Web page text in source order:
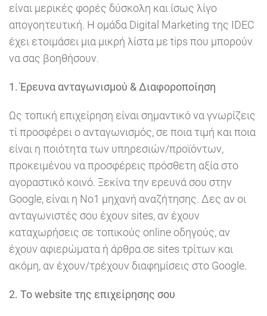
είναι μερικές φορές δύσκολη και ίσως λίγο
απογοητευτική. Η ομάδα Digital Marketing της IDEC
έχει ετοιμάσει μια μικρή λίστα με tips που μπορούν
να σας βοηθήσουν.
1. Έρευνα ανταγωνισμού & Διαφοροποίηση
Ως τοπική επιχείρηση είναι σημαντικό να γνωρίζεις
τί προσφέρει ο ανταγωνισμός, σε ποια τιμή και ποια
είναι η ποιότητα των υπηρεσιών/προϊόντων,
προκειμένου να προσφέρεις πρόσθετη αξία στο
αγοραστικό κοινό. Ξεκίνα την ερευνά σου στην
Google, είναι η Νο1 μηχανή αναζήτησης. Δες αν οι
ανταγωνιστές σου έχουν sites, αν έχουν
καταχωρήσεις σε τοπικούς online οδηγούς, αν
έχουν αφιερώματα ή άρθρα σε sites τρίτων και
ακόμη, αν έχουν/τρέχουν διαφημίσεις στο Google.
2. Το website της επιχείρησης σου